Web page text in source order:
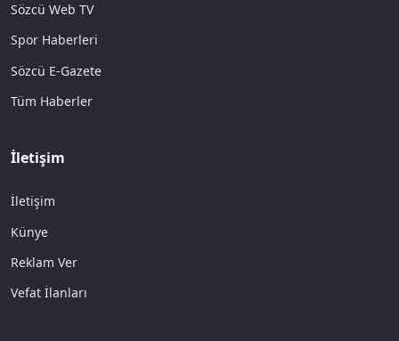
Sözcü Web TV
Spor Haberleri
Sözcü E-Gazete
Tüm Haberler
İletişim
İletişim
Künye
Reklam Ver
Vefat İlanları